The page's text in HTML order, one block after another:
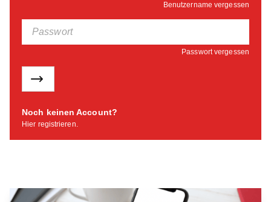
Benutzername vergessen
Passwort vergessen
Noch keinen Account?
Hier registrieren.